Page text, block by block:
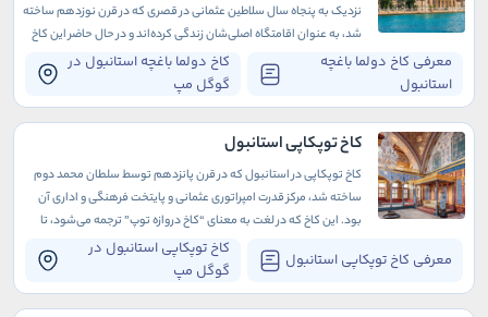
معرفی کاخ دولما باغچه
استانبول
کاخ دولما باغچه استانبول در
گوگل مپ
نزدیک به پنجاه سال سلاطین عثمانی در قصری که در قرن نوزدهم ساخته
شد، به عنوان اقامتگاه اصلی‌شان زندگی کرده‌اند و در حال حاضر این کاخ
به عنوان موزه در دسترس عموم قرار دارد.
کاخ توپکاپی استانبول
معرفی کاخ توپکاپی استانبول
کاخ توپکاپی استانبول در
گوگل مپ
کاخ توپکاپی در استانبول که در قرن پانزدهم توسط سلطان محمد دوم
ساخته شد، مرکز قدرت امپراتوری عثمانی و پایتخت فرهنگی و اداری آن
بود. این کاخ که در لغت به معنای “کاخ دروازه توپ” ترجمه می‌شود، تا
قرن نوزدهم به آن کاخ جدید می‌گفتند.